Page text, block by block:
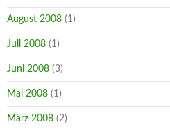
August 2008 (1)
Juli 2008 (1)
Juni 2008 (3)
Mai 2008 (1)
März 2008 (2)